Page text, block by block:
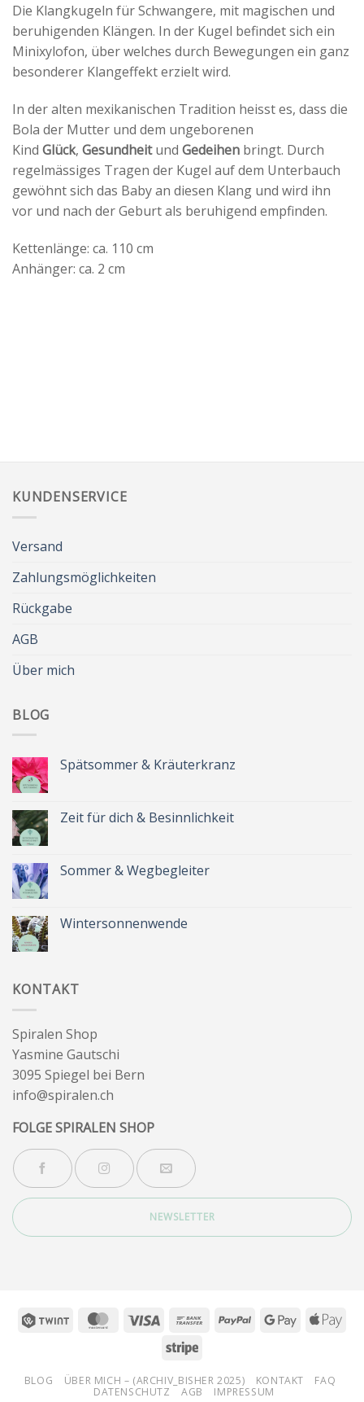
Die Klangkugeln für Schwangere, mit magischen und
beruhigenden Klängen. In der Kugel befindet sich ein
Minixylofon, über welches durch Bewegungen ein ganz
besonderer Klangeffekt erzielt wird.
In der alten mexikanischen Tradition heisst es, dass die
Bola der Mutter und dem ungeborenen
Kind Glück, Gesundheitund Gedeihen bringt. Durch
regelmässiges Tragen der Kugel auf dem Unterbauch
gewöhnt sich das Baby an diesen Klang und wird ihn
vor und nach der Geburt als beruhigend empfinden.
Kettenlänge: ca. 110 cm
Anhänger: ca. 2 cm
KUNDENSERVICE
Versand
Zahlungsmöglichkeiten
Rückgabe
AGB
Über mich
BLOG
Spätsommer & Kräuterkranz
Spätsommer
&
Zeit für dich & Besinnlichkeit
Zeit
für
Sommer & Wegbegleiter
Sommer
&
Wintersonnenwende
KONTAKT
Spiralen Shop
Yasmine Gautschi
3095 Spiegel bei Bern
info@spiralen.ch
FOLGE SPIRALEN SHOP
NEWSLETTER
Twint MasterCard
Visa
Bank
PayPal
Google
Stripe
BLOG ÜBER MICH – (ARCHIV_BISHER 2025) KONTAKT
FAQ
DATENSCHUTZ
AGB IMPRESSUM